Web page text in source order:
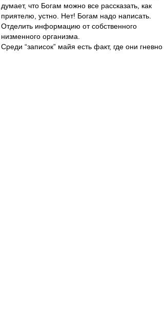
думает, что Богам можно все рассказать, как
приятелю, устно. Нет! Богам надо написать.
Отделить информацию от собственного
низменного организма.
Среди “записок” майя есть факт, где они гневно